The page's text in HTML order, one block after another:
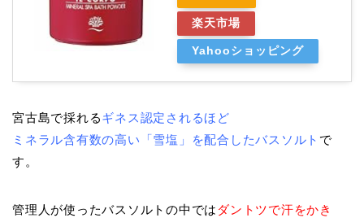
楽天市場
Yahooショッピング
宮古島で採れるギネス認定されるほど
ミネラル含有数の高い「雪塩」を配合したバスソルト で
す。
管理人が使ったバスソルトの中では ダントツで汗をかき